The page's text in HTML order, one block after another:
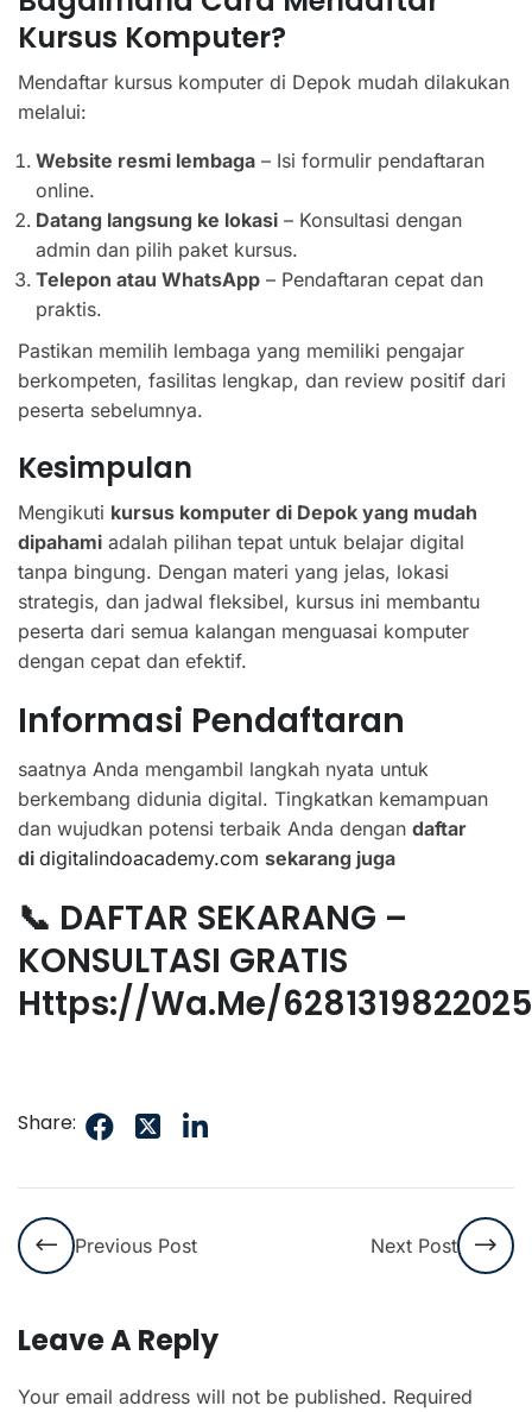
Kursus Komputer?
Mendaftar kursus komputer di Depok mudah dilakukan
melalui:
Website resmi lembaga – Isi formulir pendaftaran
online.
Datang langsung ke lokasi – Konsultasi dengan
admin dan pilih paket kursus.
Telepon atau WhatsApp – Pendaftaran cepat dan
praktis.
Pastikan memilih lembaga yang memiliki pengajar
berkompeten, fasilitas lengkap, dan review positif dari
peserta sebelumnya.
Kesimpulan
Mengikuti kursus komputer di Depok yang mudah
dipahami adalah pilihan tepat untuk belajar digital
tanpa bingung. Dengan materi yang jelas, lokasi
strategis, dan jadwal fleksibel, kursus ini membantu
peserta dari semua kalangan menguasai komputer
dengan cepat dan efektif.
Informasi Pendaftaran
saatnya Anda mengambil langkah nyata untuk
berkembang didunia digital. Tingkatkan kemampuan
dan wujudkan potensi terbaik Anda dengan daftar
di digitalindoacademy.com sekarang juga
📞 DAFTAR SEKARANG –
KONSULTASI GRATIS
Https://wa.me/6281319822025
Share:
Previous Post Next Post
Leave A Reply
Your email address will not be published. Required